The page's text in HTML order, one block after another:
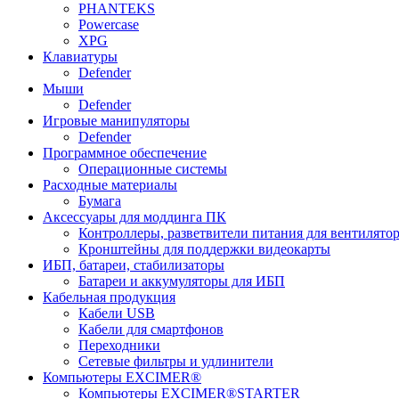
PHANTEKS
Powercase
XPG
Клавиатуры
Defender
Мыши
Defender
Игровые манипуляторы
Defender
Программное обеспечение
Операционные системы
Расходные материалы
Бумага
Аксессуары для моддинга ПК
Контроллеры, разветвители питания для
Кронштейны для поддержки видеокарты
ИБП, батареи, стабилизаторы
Батареи и аккумуляторы для ИБП
Кабельная продукция
Кабели USB
Кабели для смартфонов
Переходники
Сетевые фильтры и удлинители
Компьютеры EXCIMER®
Компьютеры EXCIMER®STARTER